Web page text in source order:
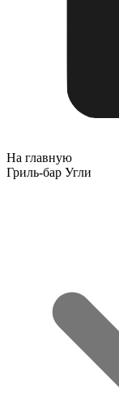
На главную
Гриль-бар Угли